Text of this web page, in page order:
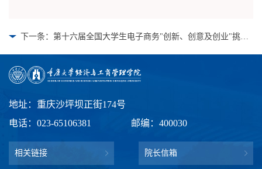
下一条：第十六届全国大学生电子商务"创新、创意及创业"挑战赛重庆大学校赛获奖结果
地址：重庆沙坪坝正街174号
电话：023-65106381
邮编：400030
相关链接 院长信箱